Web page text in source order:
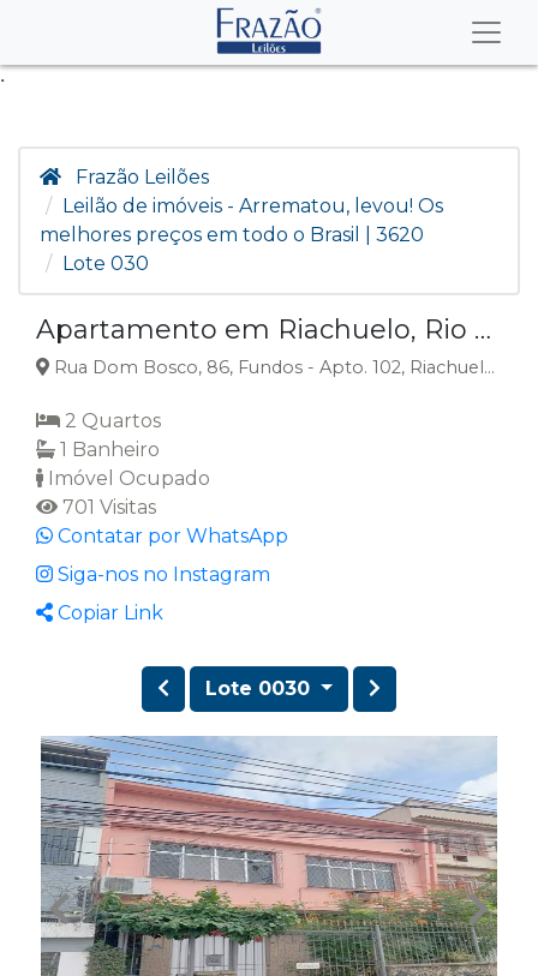
.
Frazão Leilões
Leilão de imóveis - Arrematou, levou! Os
melhores preços em todo o Brasil | 3620
Lote 030
Apartamento em Riachuelo, Rio De Janeiro, RJ
Rua Dom Bosco, 86, Fundos - Apto. 102, Riachuelo, Rio de Janeiro, RJ
2 Quartos
1 Banheiro
Imóvel Ocupado
701 Visitas
Contatar por WhatsApp
Siga-nos no Instagram
Copiar Link
Lote 0030